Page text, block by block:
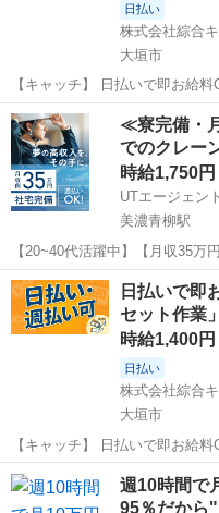
日払い
株式会社綜合
大垣市
【キャッチ】 日払いで即お給
者カンゲイ♪】残業でたっぷり
【コメント】 弊社なら事前の
★★ 「派遣では働いたこ...
岐阜 大垣市 工場
≪寮完備・
でのクレー
時給1,750円
UTエージェン
美濃青柳駅
【20~40代活躍中】【月収35万
造♪資格取得支援制度あり◎《Jbmg1C》 詳細情報 ＼
の焼成・搬送作業／ ☆資格取得支援あり！ 働きながらリフト・玉
掛・クレーン、...
岐阜 大垣市 美濃青柳駅
日払いで即
セット作業
時給1,400円
日払い
株式会社綜合
大垣市
【キャッチ】 日払いで即お給
業」【誰でもはじめは初心者♪
ヘアカラーOK！高時給1400円！ 【コメント】 製造のお仕事をお探
岐阜 大垣市 工場
週10時間で
95％だか